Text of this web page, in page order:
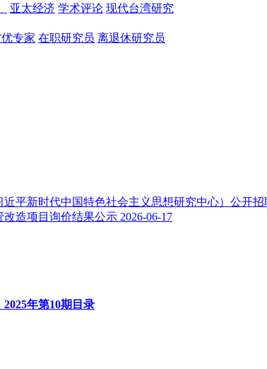
亚太经济 学术评论 现代台湾研究
专家 在职研究员 离退休研究员
平新时代中国特色社会主义思想研究中心）公开
造项目询价结果公示 2026-06-17
年第10期目录